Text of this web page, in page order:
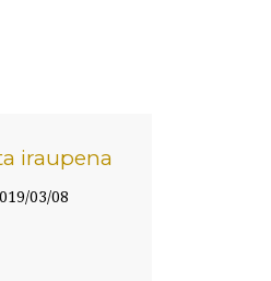
iraupena
03/08